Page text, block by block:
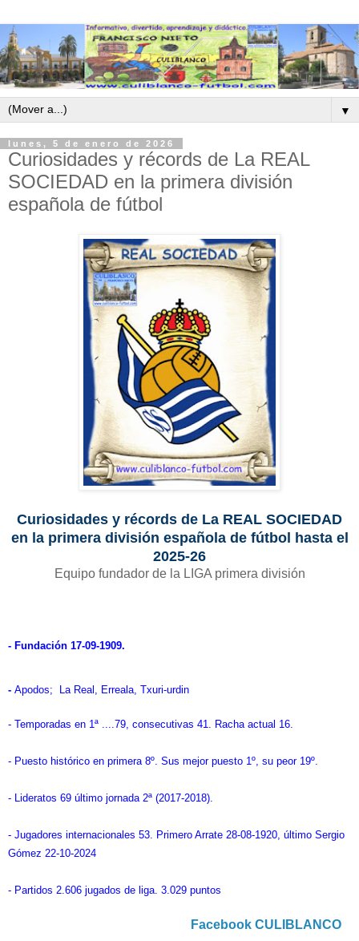
▼
lunes, 5 de enero de 2026
Curiosidades y récords de La REAL
SOCIEDAD en la primera división
española de fútbol
Curiosidades y récords de La REAL SOCIEDAD
en la primera división española de fútbol hasta el
2025-26
Equipo fundador de la LIGA primera división
- Fundación 17-09-1909.
- Apodos; La Real, Erreala, Txuri-urdin
- Temporadas en 1ª ....79, consecutivas 41. Racha actual 16.
- Puesto histórico en primera 8º. Sus mejor puesto 1º, su peor 19º.
- Lideratos 69 último jornada 2ª (2017-2018).
- Jugadores internacionales 53. Primero Arrate 28-08-1920, último Sergio
Gómez 22-10-2024
- Partidos 2.606 jugados de liga. 3.029 puntos
Facebook CULIBLANCO